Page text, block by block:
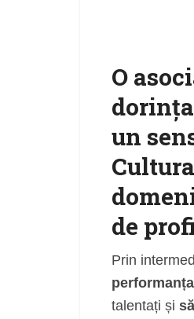
O
un
de
Prin
performanța
talentați și